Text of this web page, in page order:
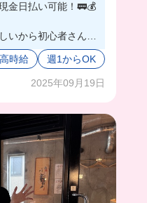
金日払い可能！🚃💰
いから初心者さんで
し、日によっていろ
のが楽しみになっち
高時給 週1からOK
2025年09月19日